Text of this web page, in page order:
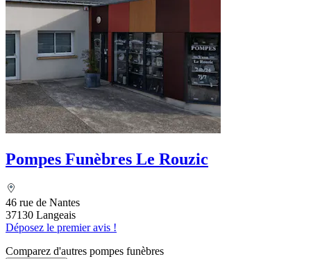
Pompes Funèbres Le Rouzic
46 rue de Nantes
37130 Langeais
Déposez le premier avis !
Comparez d'autres pompes funèbres